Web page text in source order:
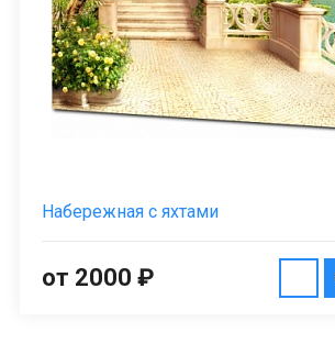
Набережная с яхтами
от 2000 ₽